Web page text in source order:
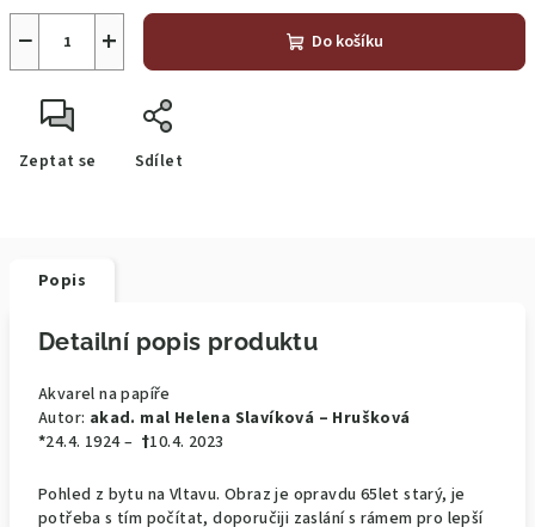
+
− Do košíku
Zeptat se Sdílet
Popis
Detailní popis produktu
Akvarel na papíře
Autor: akad. mal Helena Slavíková – Hrušková
*24.4. 1924 – †10.4. 2023
Pohled z bytu na Vltavu. Obraz je opravdu 65let starý, je
potřeba s tím počítat, doporučiji zaslání s rámem pro lepší